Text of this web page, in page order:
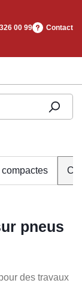
00 99 Contact
pneus
des travaux